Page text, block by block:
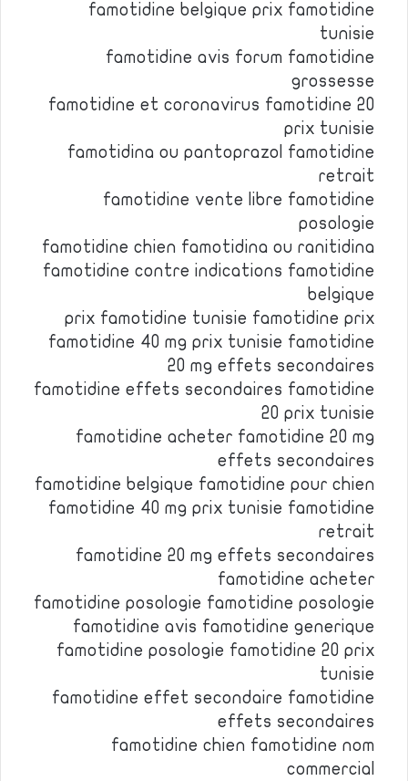
famotidine belgique prix famotidine
tunisie
famotidine avis forum famotidine
grossesse
famotidine et coronavirus famotidine 20
prix tunisie
famotidina ou pantoprazol famotidine
retrait
famotidine vente libre famotidine
posologie
famotidine chien famotidina ou ranitidina
famotidine contre indications famotidine
belgique
prix famotidine tunisie famotidine prix
famotidine 40 mg prix tunisie famotidine
20 mg effets secondaires
famotidine effets secondaires famotidine
20 prix tunisie
famotidine acheter famotidine 20 mg
effets secondaires
famotidine belgique famotidine pour chien
famotidine 40 mg prix tunisie famotidine
retrait
famotidine 20 mg effets secondaires
famotidine acheter
famotidine posologie famotidine posologie
famotidine avis famotidine generique
famotidine posologie famotidine 20 prix
tunisie
famotidine effet secondaire famotidine
effets secondaires
famotidine chien famotidine nom
commercial